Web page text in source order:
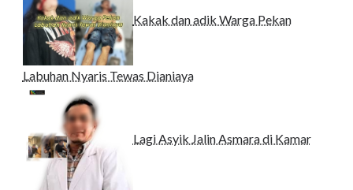
Kakak dan adik Warga Pekan
Labuhan Nyaris Tewas Dianiaya
Lagi Asyik Jalin Asmara di Kamar